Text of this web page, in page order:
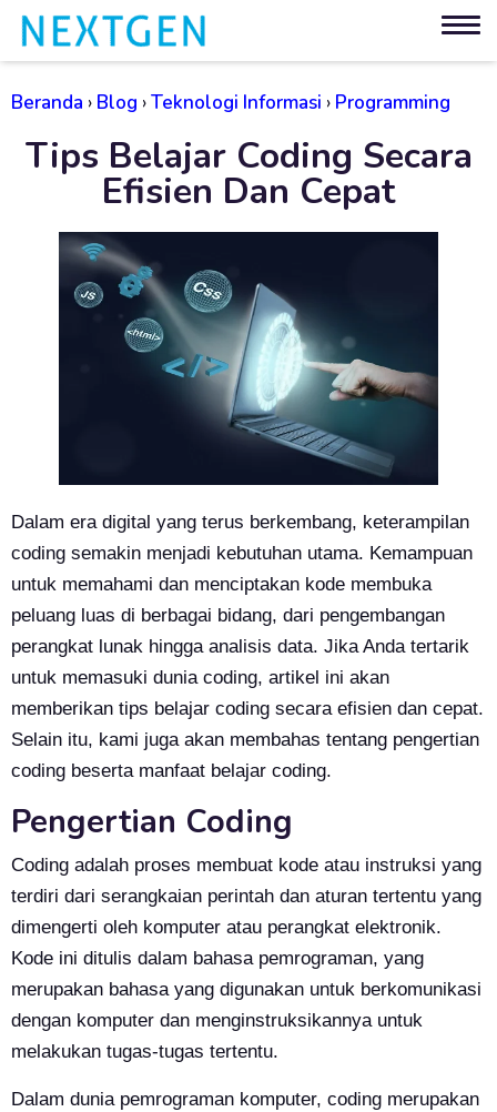
Beranda › Blog ›Teknologi Informasi › Programming
Tips Belajar Coding Secara
Efisien Dan Cepat
Dalam era digital yang terus berkembang, keterampilan
coding semakin menjadi kebutuhan utama. Kemampuan
untuk memahami dan menciptakan kode membuka
peluang luas di berbagai bidang, dari pengembangan
perangkat lunak hingga analisis data. Jika Anda tertarik
untuk memasuki dunia coding, artikel ini akan
memberikan tips belajar coding secara efisien dan cepat.
Selain itu, kami juga akan membahas tentang pengertian
coding beserta manfaat belajar coding.
Pengertian Coding
Coding adalah proses membuat kode atau instruksi yang
terdiri dari serangkaian perintah dan aturan tertentu yang
dimengerti oleh komputer atau perangkat elektronik.
Kode ini ditulis dalam bahasa pemrograman, yang
merupakan bahasa yang digunakan untuk berkomunikasi
dengan komputer dan menginstruksikannya untuk
melakukan tugas-tugas tertentu.
Dalam dunia pemrograman komputer, coding merupakan